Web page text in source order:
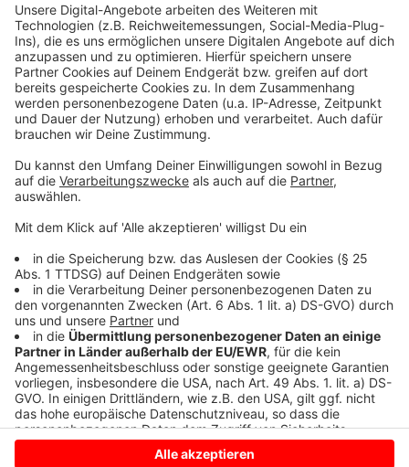
Drittanbieters, um Videoinhalte
einzubetten. Dieser Service kann
Daten zu Ihren Aktivitäten
sammeln. Bitte lesen Sie die
Details durch und stimmen Sie der
Nutzung des Service zu, um dieses
Video anzusehen.
Mehr Informationen
Akzeptieren
powered by Usercentrics Consent
Management Platform
Benee feat. Gus Dapperton - Supalonely (Official
Anzeige
Anzeige